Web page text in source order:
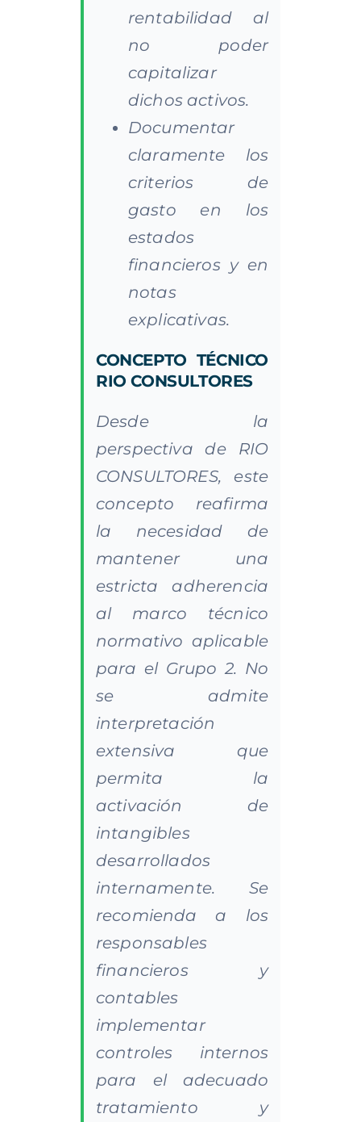
rentabilidad al
no poder
capitalizar
dichos activos.
Documentar
claramente los
criterios de
gasto en los
estados
financieros y en
notas
explicativas.
CONCEPTO TÉCNICO
RIO CONSULTORES
Desde la
perspectiva de RIO
CONSULTORES, este
concepto reafirma
la necesidad de
mantener una
estricta adherencia
al marco técnico
normativo aplicable
para el Grupo 2. No
se admite
interpretación
extensiva que
permita la
activación de
intangibles
desarrollados
internamente. Se
recomienda a los
responsables
financieros y
contables
implementar
controles internos
para el adecuado
tratamiento y